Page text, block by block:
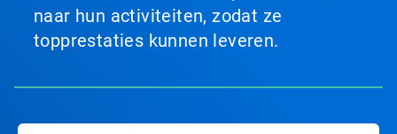
naar hun activiteiten, zodat ze
topprestaties kunnen leveren.